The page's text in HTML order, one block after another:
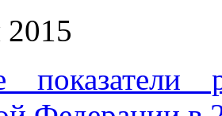
2015
показатели